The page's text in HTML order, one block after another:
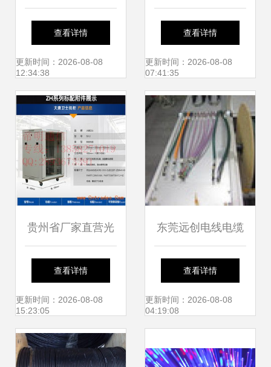
备厂 24芯光缆终端
盒高清细节图解析
查看详情
更新时间：2026-08-08
12:34:38
通信机械厂 光纤跳
线产品列表及特性
解析
查看详情
更新时间：2026-08-08
07:41:35
贵州省厂家直营光
纤光缆 品质卓越，
连接未来
查看详情
更新时间：2026-08-08
15:23:05
东莞远创电线电缆
制品厂 匠心联接未
来，线缆领域的一
查看详情
更新时间：2026-08-08
04:19:08